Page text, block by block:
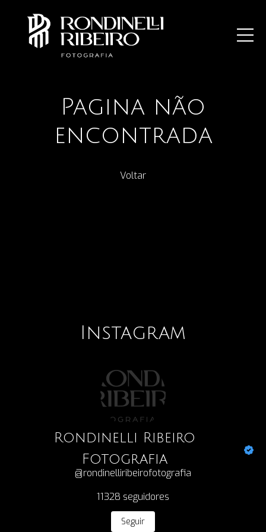
Pagina não
encontrada
Voltar
Instagram
Rondinelli Ribeiro
Fotografia
@rondinelliribeirofotografia
11328 seguidores
Seguir